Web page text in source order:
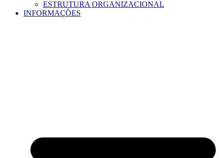
ESTRUTURA ORGANIZACIONAL
INFORMAÇÕES